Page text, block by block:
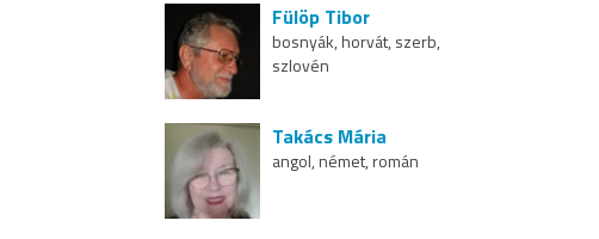
Fülöp Tibor
bosnyák, horvát, szerb,
szlovén
Takács Mária
angol, német, román